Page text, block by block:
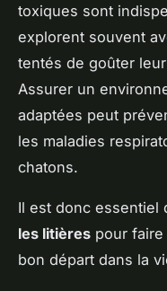
toxiques sont
explorent souvent
tentés de goûter
Assurer un
adaptées peut
les maladies
chatons.
Il est donc essentiel
les litières pour
bon départ dans la